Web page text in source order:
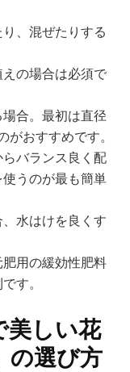
り、混ぜたりする
えの場合は必須で
場合。最初は直径
おすすめです。
らバランス良く配
うのが最も簡単
、水はけを良くす
用の緩効性肥料
す。
美しい花
の選び方